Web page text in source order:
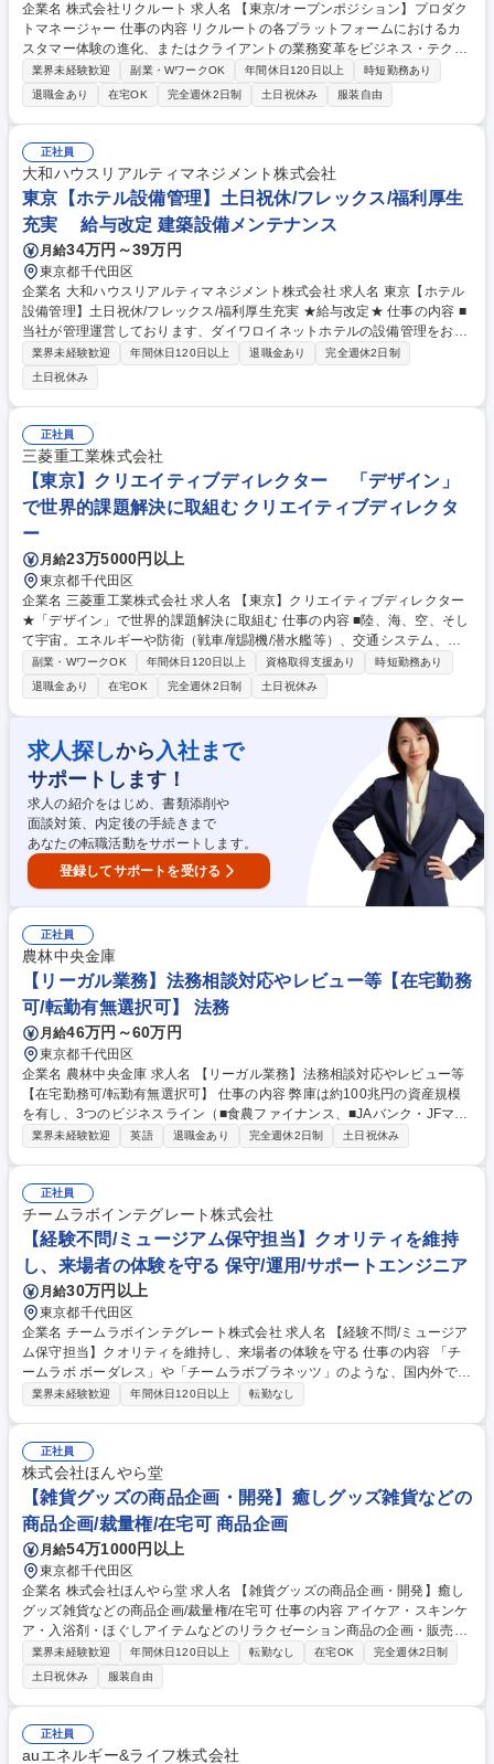
企業名 株式会社リクルート 求人名 【東京/オープンポジション】プロダク
トマネージャー 仕事の内容 リクルートの各プラットフォームにおけるカ
スタマー体験の進化、またはクライアントの業務変革をビジネス・テクノ
ロジーの両面からリードします。具体的な業務内容は下記。 ■担当テーマ
（例：アプリ予約比率の向上、特定セグメントの送客最大化等）における
KPIマネジメントと施策の実行 ■ビジネス要求を整理し、開発チームへの
的確なインプットとリリースまでのディレクション ■ユーザー調査やデー
タ分析に基づいた、高い精度での「仕立て（UX）」の追求 【仕事の変更
範囲】：当社業務全般 募集職種 【東京/オープンポジション】プロダクト
マネージャー
業界未経験歓迎 副業・WワークOK 年間休日120日以上
時短勤務あり
退職金あり
在宅OK 完全週休2日制 土日祝休み 服装自由
正社員
大和ハウスリアルティマネジメント株式会社
東京【ホテル設備管理】土日祝休/フレックス/福利厚生
充実 給与改定 建築設備メンテナンス
月給34万円～39万円
東京都千代田区
企業名 大和ハウスリアルティマネジメント株式会社 求人名 東京【ホテル
設備管理】土日祝休/フレックス/福利厚生充実 ★給与改定★ 仕事の内容 ■
当社が管理運営しております、ダイワロイネットホテルの設備管理をお任
せします。 ・委託しているビルメンテナンス業者・ホテルメンバーとの定
例会議の出席、法定点検手配、点検報告書の確認 及び指摘事項の改善業
務、発注者側として協力会社の手配から完了まで対応いただきます。 ・一
人当たりホテルを6件ほど担当し、月1～2回担当ホテルに出張し定例会議
を実施しております。 【求める人物象】 ・周囲と積極的にコミュニケー
ションを取り、関係者と協力して仕事を進められる方 ・誠実、温厚で責任
感が強く、突発的事項に際し迅速に行動、対応ができる ・新しい環境や課
題に対し、前向きかつ柔軟に対応できる 募集職種 東京【ホテル設備管
理】土日祝休/フレックス/福利厚生充実 ★給与改定★
業界未経験歓迎 年間休日120日以上 退職金あり
完全週休2日制
土日祝休み
正社員
三菱重工業株式会社
【東京】クリエイティブディレクター 「デザイン」
で世界的課題解決に取組む クリエイティブディレクタ
ー
月給23万5000円以上
東京都千代田区
企業名 三菱重工業株式会社 求人名 【東京】クリエイティブディレクター
★「デザイン」で世界的課題解決に取組む 仕事の内容 ■陸、海、空、そし
て宇宙。エネルギーや防衛（戦車/戦闘機/潜水艦等）、交通システム、航
空機、宇宙開発等、当社全領域におけるコミュニケーションクリエイティ
ブ、デザイン研究/開発をご担当頂きます。 ◎グローバルなコミュニケー
ション戦略や、ブランドメッセージや展示場・展示物制作などのクリエイ
ティブディレクション ◎調査、分析に基づくストラテジックプランニン
グ・デザイン ■将来のビジョン、製品の未来予想図について、ビジネス
面・技術面の要求に沿いながら社内外に「メッセージ」として伝達、共感
を集めることでビジネス戦略、プロジェクトのリードを目指して頂きま
す。 募集職種 【東京】クリエイティブディレクター ★「デザイン」で世
界的課題解決に取組む
副業・WワークOK 年間休日120日以上 資格取得支援あり
時短勤務あり
退職金あり
在宅OK 完全週休2日制 土日祝休み
求人探しから 入社まで
サポートします！
求人の紹介をはじめ、書類添削や
面談対策、内定後の手続きまで
あなたの転職活動をサポートします。
登録してサポートを受ける
正社員
農林中央金庫
【リーガル業務】法務相談対応やレビュー等【在宅勤務
可/転勤有無選択可】 法務
月給46万円～60万円
東京都千代田区
企業名 農林中央金庫 求人名 【リーガル業務】法務相談対応やレビュー等
【在宅勤務可/転勤有無選択可】 仕事の内容 弊庫は約100兆円の資産規模
を有し、3つのビジネスライン（■食農ファイナンス、■JAバンク・JFマリ
ンバンクの全国機関、■グローバル投資）を構成しています。これらビジ
レビュー・交渉■国内外の法規制調査■国内外の訴訟■国内の金融商品の組
成やストラクチャリング■国内外の法令遵守態勢のマネジメント■ビジネス
と人権の企画・実践■社内研修等 募集職種 【リーガル業務】法務相談対応
やレビュー等【在宅勤務可/転勤有無選択可】
業界未経験歓迎 英語 退職金あり 完全週休2日制 土日祝休み
正社員
チームラボインテグレート株式会社
【経験不問/ミュージアム保守担当】クオリティを維持
し、来場者の体験を守る 保守/運用/サポートエンジニア
月給30万円以上
東京都千代田区
企業名 チームラボインテグレート株式会社 求人名 【経験不問/ミュージア
ム保守担当】クオリティを維持し、来場者の体験を守る 仕事の内容 「チ
ームラボ ボーダレス」や「チームラボプラネッツ」のような、国内外で開
催される常設展示作品の保全・保守・メンテナンスチームでの業務をお任
対応 ■社内エンジニアへのトラブル共有、ならびに対応・対策の進捗確認
■新規展示の立ち上げにおけるメンテナンス面での準備の進行管理 ■現地
スタッフへの各種レクチャー ■メンテナンス計画の策定 ■現地＆オンライ
ンでの定期チェックとメンテナンス 募集職種 【経験不問/ミュージアム保
守担当】クオリティを維持し、来場者の体験を守る
業界未経験歓迎 年間休日120日以上 転勤なし
正社員
株式会社ほんやら堂
【雑貨グッズの商品企画・開発】癒しグッズ雑貨などの
商品企画/裁量権/在宅可 商品企画
月給54万1000円以上
東京都千代田区
企業名 株式会社ほんやら堂 求人名 【雑貨グッズの商品企画・開発】癒し
グッズ雑貨などの商品企画/裁量権/在宅可 仕事の内容 アイケア・スキンケ
ア・入浴剤・ほぐしアイテムなどのリラクゼーション商品の企画・販売・
卸売りを行う当社にて商品企画業務をお任せします。 1シーズン100～15
0程度の商品をリリース。現在、4名の小規模組織のため、細かい分業はな
く、商品企画に関する全ての工程を担当。そのため、実際に商品が好評だ
った時の喜びは人一倍です！【業務例】■市場調査に基づくマーケティン
グ戦略の策定■商品コンセプトの定義■外部デザイナーへの具体的なディレ
クション■製品プレゼンテーションを通じた内外の関係者へのコミュニケ
業界未経験歓迎 年間休日120日以上 転勤なし 在宅OK
完全週休2日制
土日祝休み
服装自由
正社員
auエネルギー&ライフ株式会社